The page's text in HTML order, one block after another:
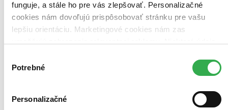
funguje, a stále ho pre vás zlepšovať. Personalizačné
cookies nám dovoľujú prispôsobovať stránku pre vašu
lepšiu orientáciu. Marketingové cookies nám zas
keby sme mohli používať všetky tieto cookies. Ďakujeme!
súhlasu
Potrebné
Personalizačné